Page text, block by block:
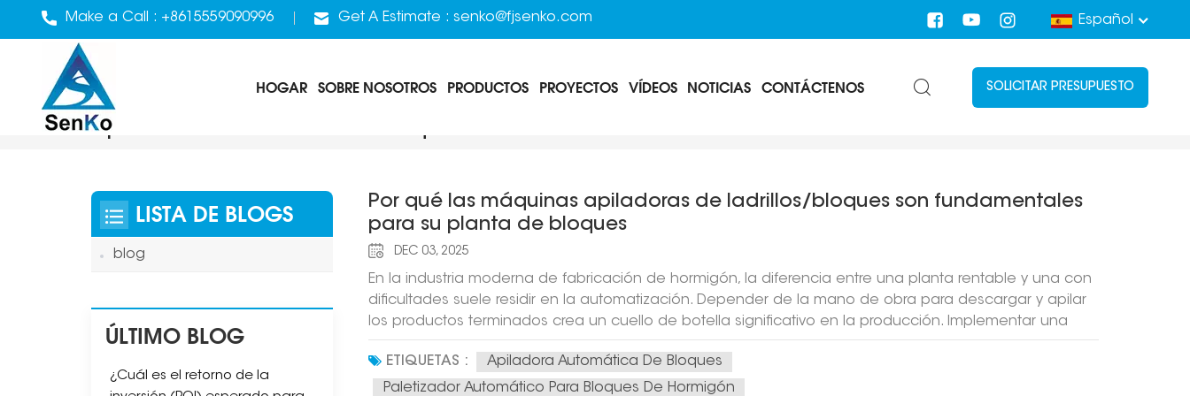
Make a Call : +8615559090996 Get A Estimate : senko@fjsenko.com Español
HOGAR SOBRE NOSOTROS PRODUCTOS PROYECTOS VÍDEOS NOTICIAS CONTÁCTENOS SOLICITAR PRESUPUESTO
Apilador Automático Para Máquina De Ladrillos
Por qué las máquinas apiladoras de ladrillos/bloques son fundamentales
para su planta de bloques
DEC 03, 2025
En la industria moderna de fabricación de hormigón, la diferencia entre una planta rentable y una con
dificultades suele residir en la automatización. Depender de la mano de obra para descargar y apilar
los productos terminados crea un cuello de botella significativo en la producción. Implementar una
Apiladora de bloques automática de alta eficiencia Ya no es un lujo: es una necesidad para mantener
una ventaja competitiva. Elimina el esfuerzo físico excesivo de los trabajadores, reduce drásticamente
los costos laborales y garantiza una operación continua sin las ralentizaciones causadas por la fatiga,
ETIQUETAS :
Apiladora Automática De Bloques
Paletizador Automático Para Bloques De Hormigón
LISTA DE BLOGS
blog
ÚLTIMO BLOG
¿Cuál es el retorno de la